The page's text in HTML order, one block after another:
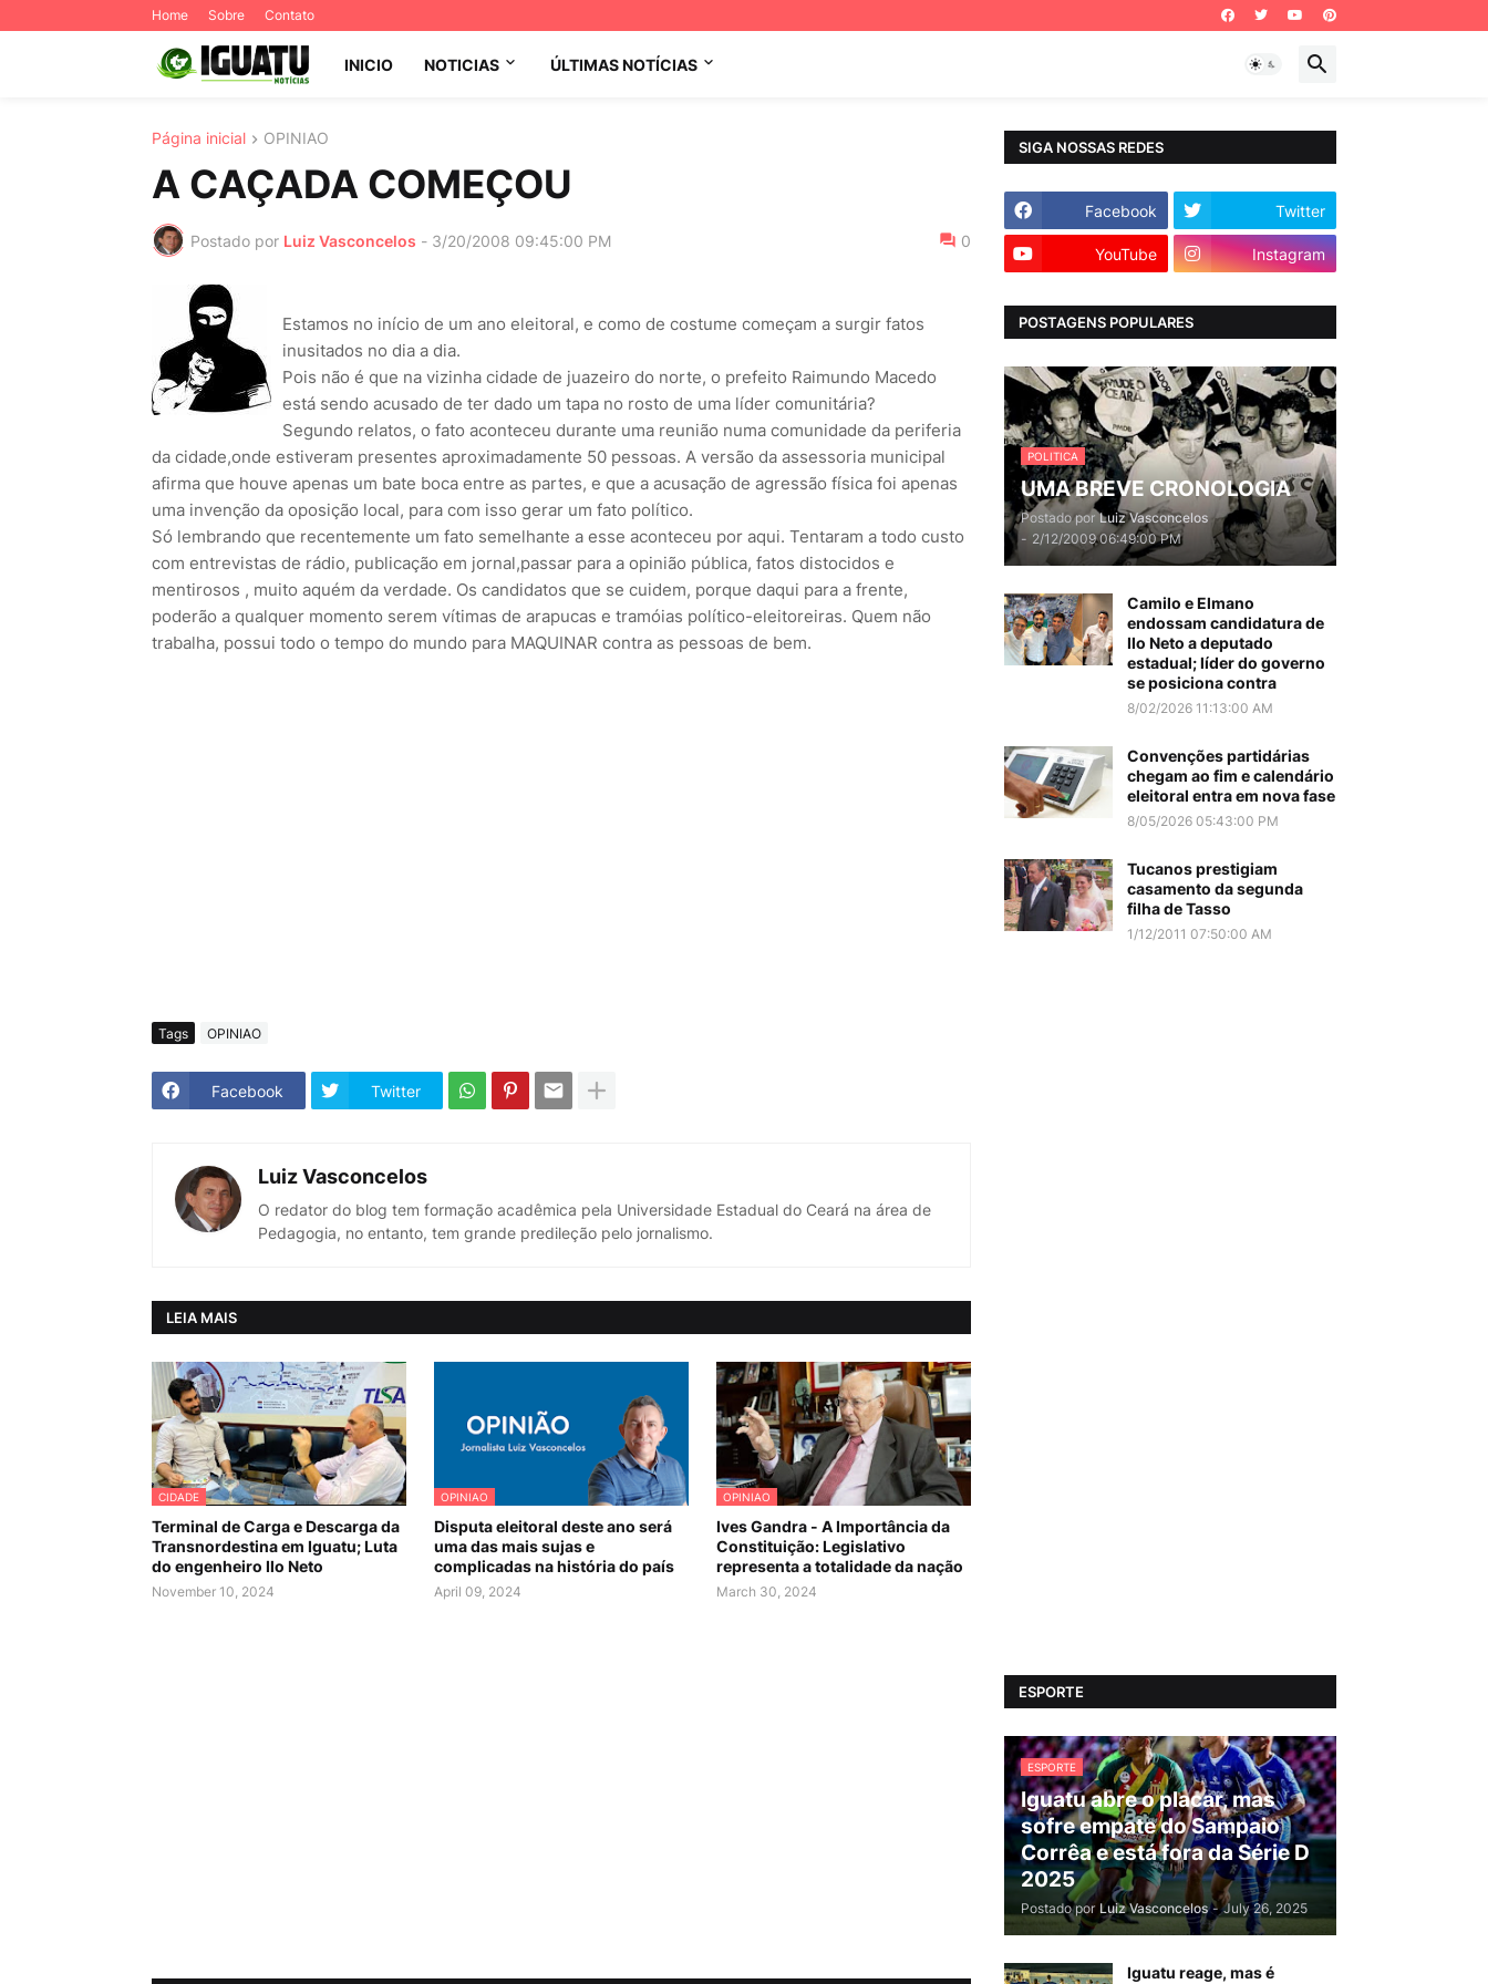
Home Sobre Contato
INICIO NOTICIAS ÚLTIMAS NOTÍCIAS
Página inicial OPINIAO
A CAÇADA COMEÇOU
Postado por Luiz Vasconcelos - 3/20/2008 09:45:00 PM 0
Estamos no início de um ano eleitoral, e como de costume começam a surgir fatos
inusitados no dia a dia.
Pois não é que na vizinha cidade de juazeiro do norte, o prefeito Raimundo Macedo
está sendo acusado de ter dado um tapa no rosto de uma líder comunitária?
Segundo relatos, o fato aconteceu durante uma reunião numa comunidade da periferia
da cidade,onde estiveram presentes aproximadamente 50 pessoas. A versão da assessoria municipal
afirma que houve apenas um bate boca entre as partes, e que a acusação de agressão física foi apenas
uma invenção da oposição local, para com isso gerar um fato político.
Só lembrando que recentemente um fato semelhante a esse aconteceu por aqui. Tentaram a todo custo
com entrevistas de rádio, publicação em jornal,passar para a opinião pública, fatos distocidos e
mentirosos , muito aquém da verdade. Os candidatos que se cuidem, porque daqui para a frente,
poderão a qualquer momento serem vítimas de arapucas e tramóias político-eleitoreiras. Quem não
trabalha, possui todo o tempo do mundo para MAQUINAR contra as pessoas de bem.
Tags OPINIAO
Facebook Twitter
Luiz Vasconcelos
O redator do blog tem formação acadêmica pela Universidade Estadual do Ceará na área de
Pedagogia, no entanto, tem grande predileção pelo jornalismo.
LEIA MAIS
CIDADE
Terminal de Carga e Descarga da
Transnordestina em Iguatu; Luta
do engenheiro Ilo Neto
November 10, 2024
OPINIAO
Disputa eleitoral deste ano será
uma das mais sujas e
complicadas na história do país
April 09, 2024
OPINIAO
Ives Gandra - A Importância da
Constituição: Legislativo
representa a totalidade da nação
March 30, 2024
SIGA NOSSAS REDES
Facebook Twitter
YouTube Instagram
POSTAGENS POPULARES
POLITICA
UMA BREVE CRONOLOGIA
Postado por Luiz Vasconcelos
- 2/12/2009 06:49:00 PM
Camilo e Elmano
endossam candidatura de
Ilo Neto a deputado
estadual; líder do governo
se posiciona contra
8/02/2026 11:13:00 AM
Convenções partidárias
chegam ao fim e calendário
eleitoral entra em nova fase
8/05/2026 05:43:00 PM
Tucanos prestigiam
casamento da segunda
filha de Tasso
1/12/2011 07:50:00 AM
ESPORTE
ESPORTE
Iguatu abre o placar, mas
sofre empate do Sampaio
Corrêa e está fora da Série D
2025
Postado por Luiz Vasconcelos - July 26, 2025
Iguatu reage, mas é